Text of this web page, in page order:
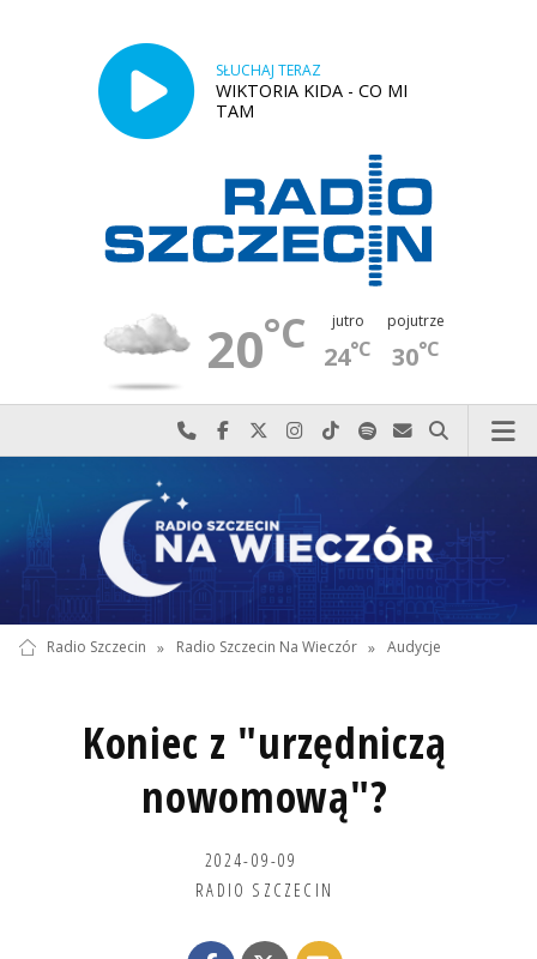
SŁUCHAJ TERAZ
WIKTORIA KIDA - CO MI
TAM
20°C jutro
24°C
pojutrze
30°C
Najlepiej po prostu do nas zadzwoń
Odwiedź nas na Facebook-u
Odwiedź nas na X
Odwiedź nas na Instagram-ie
Odwiedź nas na TikTok-u
Szukaj nas na Spotify
Wyślij do nas
Szukaj
Radio Szczecin » Radio Szczecin Na Wieczór » Audycje
Koniec z "urzędniczą
nowomową"?
2024-09-09
RADIO SZCZECIN